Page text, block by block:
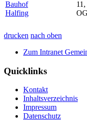
Bauhof
Halfing
OG
drucken nach oben
Zum Intranet
Quicklinks
Kontakt
Inhaltsverzeichnis
Impressum
Datenschutz